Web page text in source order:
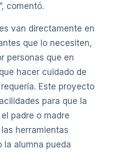
comentó.
van directamente en
que lo necesiten,
personas que en
hacer cuidado de
Este proyecto
para que la
padre o madre
herramientas
la alumna pueda